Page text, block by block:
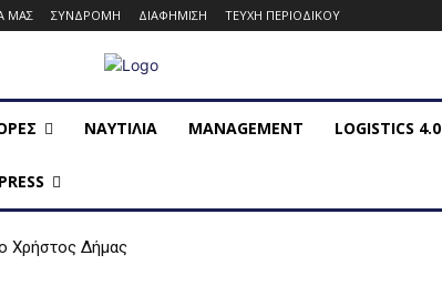
ΜΑΣ ΣΥΝΔΡΟΜΗ ΔΙΑΦΗΜΙΣΗ ΤΕΥΧΗ ΠΕΡΙΟΔΙΚΟΥ
ΝΑΥΤΙΛΙΑ MANAGEMENT LOGISTICS 4.0
Χρήστος Δήμας